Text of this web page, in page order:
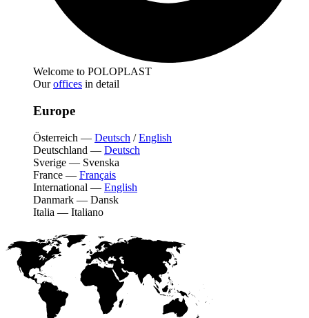
Welcome to POLOPLAST
Ouroffices in detail
Europe
Österreich — Deutsch /English
Deutschland — Deutsch
Sverige — Svenska
France — Français
International — English
Danmark — Dansk
Italia — Italiano